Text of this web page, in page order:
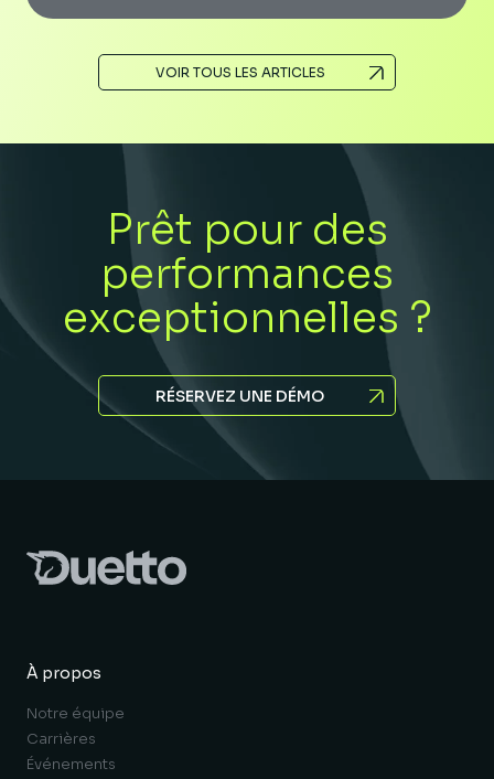
VOIR TOUS LES ARTICLES
Prêt pour des
performances
exceptionnelles ?
RÉSERVEZ UNE DÉMO
À propos
Notre équipe
Carrières
Événements